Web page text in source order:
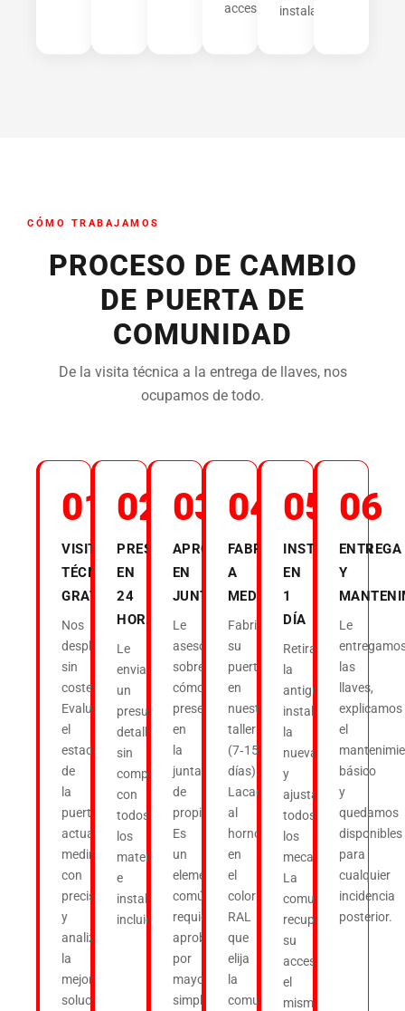
accesibilidad.instalada.
CÓMO TRABAJAMOS
PROCESO DE CAMBIO
DE PUERTA DE
COMUNIDAD
De la visita técnica a la entrega de llaves, nos
ocupamos de todo.
01
VISITA
TÉCNICA
GRATUITA
Nos
desplazamos
sin
coste.
Evaluamos
el
estado
de
la
puerta
actual,
medimos
con
precisión
y
analizamos
la
mejor
solución.
02
PRESUPUESTO
EN
24
HORAS
Le
enviamos
un
presupuesto
detallado,
sin
compromiso,
con
todos
los
materiales
e
instalación
incluidos.
03
APROBACIÓN
EN
JUNTA
Le
asesoramos
sobre
cómo
presentarlo
en
la
junta
de
propietarios.
Es
un
elemento
común:
requiere
aprobación
por
mayoría
simple.
04
FABRICACIÓN
A
MEDIDA
Fabricamos
su
puerta
en
nuestro
taller
(7‑15
días).
Lacado
al
horno
en
el
color
RAL
que
elija
la
comunidad.
05
INSTALACIÓN
EN
1
DÍA
Retiramos
la
antigua,
instalamos
la
nueva
y
ajustamos
todos
los
mecanismos.
La
comunidad
recupera
su
acceso
el
mismo
06
ENTREGA
Y
Le
las
llaves,
explicamos
el
básico
y
quedamos
disponibles
para
cualquier
incidencia
posterior.